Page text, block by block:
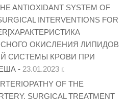
ANTIOXIDANT SYSTEM OF
INTERVENTIONS FOR
ОКИСЛЕНИЯ ЛИПИДОВ
СИСТЕМЫ КРОВИ ПРИ
- 23.01.2023 г.
OF THE
SURGICAL TREATMENT